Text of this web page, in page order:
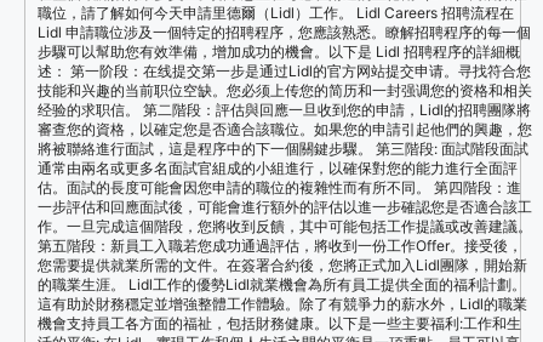
職位，請了解如何今天申請里德爾（Lidl）工作。 Lidl Careers 招聘流程在
Lidl 申請職位涉及一個特定的招聘程序，您應該熟悉。瞭解招聘程序的每一個
步驟可以幫助您有效準備，增加成功的機會。以下是 Lidl 招聘程序的詳細概
述： 第一阶段：在线提交第一步是通过Lidl的官方网站提交申请。寻找符合您
技能和兴趣的当前职位空缺。您必须上传您的简历和一封强调您的资格和相关
经验的求职信。 第二階段：評估與回應一旦收到您的申請，Lidl的招聘團隊將
審查您的資格，以確定您是否適合該職位。如果您的申請引起他們的興趣，您
將被聯絡進行面試，這是程序中的下一個關鍵步驟。 第三階段: 面試階段面試
通常由兩名或更多名面試官組成的小組進行，以確保對您的能力進行全面評
估。面試的長度可能會因您申請的職位的複雜性而有所不同。 第四階段：進
一步評估和回應面試後，可能會進行額外的評估以進一步確認您是否適合該工
作。一旦完成這個階段，您將收到反饋，其中可能包括工作提議或改善建議。
第五階段：新員工入職若您成功通過評估，將收到一份工作Offer。接受後，
您需要提供就業所需的文件。在簽署合約後，您將正式加入Lidl團隊，開始新
的職業生涯。 Lidl工作的優勢Lidl就業機會為所有員工提供全面的福利計劃。
這有助於財務穩定並增強整體工作體驗。除了有競爭力的薪水外，Lidl的職業
機會支持員工各方面的福祉，包括財務健康。以下是一些主要福利:工作和生